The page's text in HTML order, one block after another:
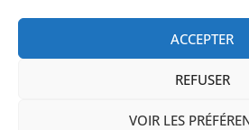
ACCEPTER
REFUSER
VOIR LES
Ayent, le refuge de Julien
22 mai 2018